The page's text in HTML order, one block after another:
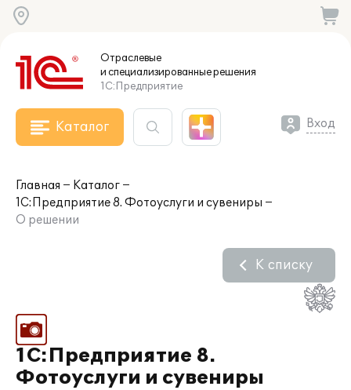
Отраслевые
и специализированныерешения
1С:Предприятие
Каталог Вход
Главная
Каталог
1С:Предприятие 8. Фотоуслуги и сувениры
О решении
1С:Предприятие 8.
Фотоуслуги и сувениры
К списку